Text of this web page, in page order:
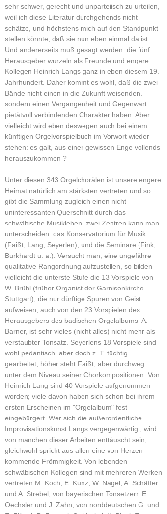
sehr schwer, gerecht und unparteiisch zu urteilen,
weil ich diese Literatur durchgehends nicht
schätze, und höchstens mich auf den Standpunkt
stellen könnte, daß sie nun eben einmal da ist.
Und andererseits muß gesagt werden: die fünf
Herausgeber wurzeln als Freunde und engere
Kollegen Heinrich Langs ganz in eben diesem 19.
Jahrhundert. Daher kommt es wohl, daß die zwei
Bände nicht einen in die Zukunft weisenden,
sondern einen Vergangenheit und Gegenwart
pietätvoll verbindenden Charakter haben. Aber
vielleicht wird eben deswegen auch bei einem
künftigen Orgelvorspielbuch im Vorwort wieder
stehen: es galt, aus einer gewissen Enge vollends
herauszukommen ?
Unter diesen 343 Orgelchorälen ist unsere engere
Heimat natürlich am stärksten vertreten und so
gibt die Sammlung zugleich einen nicht
uninteressanten Querschnitt durch das
schwäbische Musikleben; zwei Zentren kann man
unterscheiden: das Konservatorium für Musik
(Faißt, Lang, Seyerlen), und die Seminare (Fink,
Burkhardt u. a.). Versucht man, eine ungefähre
qualitative Rangordnung aufzustellen, so bilden
vielleicht die unterste Stufe die 13 Vorspiele von
W. Brühl (früher Organist der Garnisonkirche
Stuttgart), die nur dürftige Spuren von Geist
aufweisen; auch von den 23 Vorspielen des
Herausgebers des badischen Orgelalbums, A.
Barner, ist sehr vieles (nicht alles) nicht mehr als
verstaubter Tonsatz. Seyerlens 18 Vorspiele sind
wohl pedantisch, aber doch z. T. tüchtig
gearbeitet; höher steht Faißt, aber durchweg
unter dem Niveau seiner Chorkompositionen. Von
Heinrich Lang sind 40 Vorspiele aufgenommen
worden; viele davon haben sich schon bei ihrem
ersten Erscheinen im "Orgelalbum" fest
eingebürgert. Wer sich die außerordentliche
Improvisationskunst Langs vergegenwärtigt, wird
von manchen dieser Arbeiten enttäuscht sein;
gleichwohl spricht aus allen eine von Herzen
kommende Frömmigkeit. Von lebenden
schwäbischen Kollegen sind mit mehreren Werken
vertreten M. Koch, E. Kunz, W. Nagel, A. Schäffer
und A. Strebel; von bayerischen Tonsetzern E.
Oechsler und J. Zahn, von norddeutschen G. und